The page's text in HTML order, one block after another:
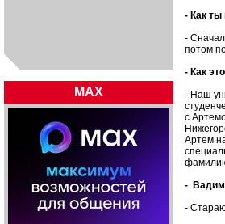
MAX
- Как ты
-
потом
- Как
- Наш
с
Артем
-
-